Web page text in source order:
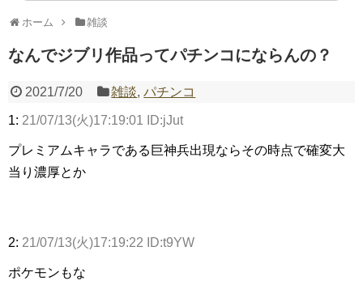
いヤバいか教えて？...
Powered by livedoor 相互RSS
ホーム 雑談
なんでジブリ作品ってパチンコにならんの？
2021/7/20 雑談,パチンコ
1: 21/07/13(火)17:19:01 ID:jJut
プレミアムキャラである巨神兵出現ならその時点で確変大
当り濃厚とか
2: 21/07/13(火)17:19:22 ID:t9YW
ポケモンもな